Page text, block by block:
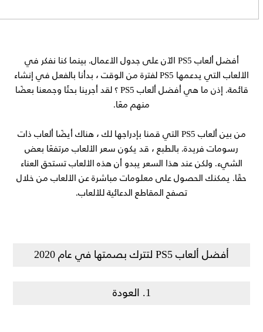
أفضل ألعاب PS5 الآن على جدول الأعمال. بينما كنا نفكر في
الألعاب التي يدعمها PS5 لفترة من الوقت ، بدأنا بالفعل في إنشاء
قائمة. إذن ما هي أفضل ألعاب PS5 ؟ لقد أجرينا بحثًا وجمعنا بعضًا
منهم معًا.
من بين ألعاب PS5 التي قمنا بإدراجها لك ، هناك أيضًا ألعاب ذات
رسومات فريدة. بالطبع ، قد يكون سعر الألعاب مرتفعًا بعض
الشيء. ولكن عند هذا السعر يبدو أن هذه الألعاب تستحق العناء
حقًا. يمكنك الحصول على معلومات مباشرة عن الألعاب من خلال
تصفح المقاطع الدعائية للألعاب.
أفضل ألعاب PS5 لتترك بصمتها في عام 2020
1. العودة